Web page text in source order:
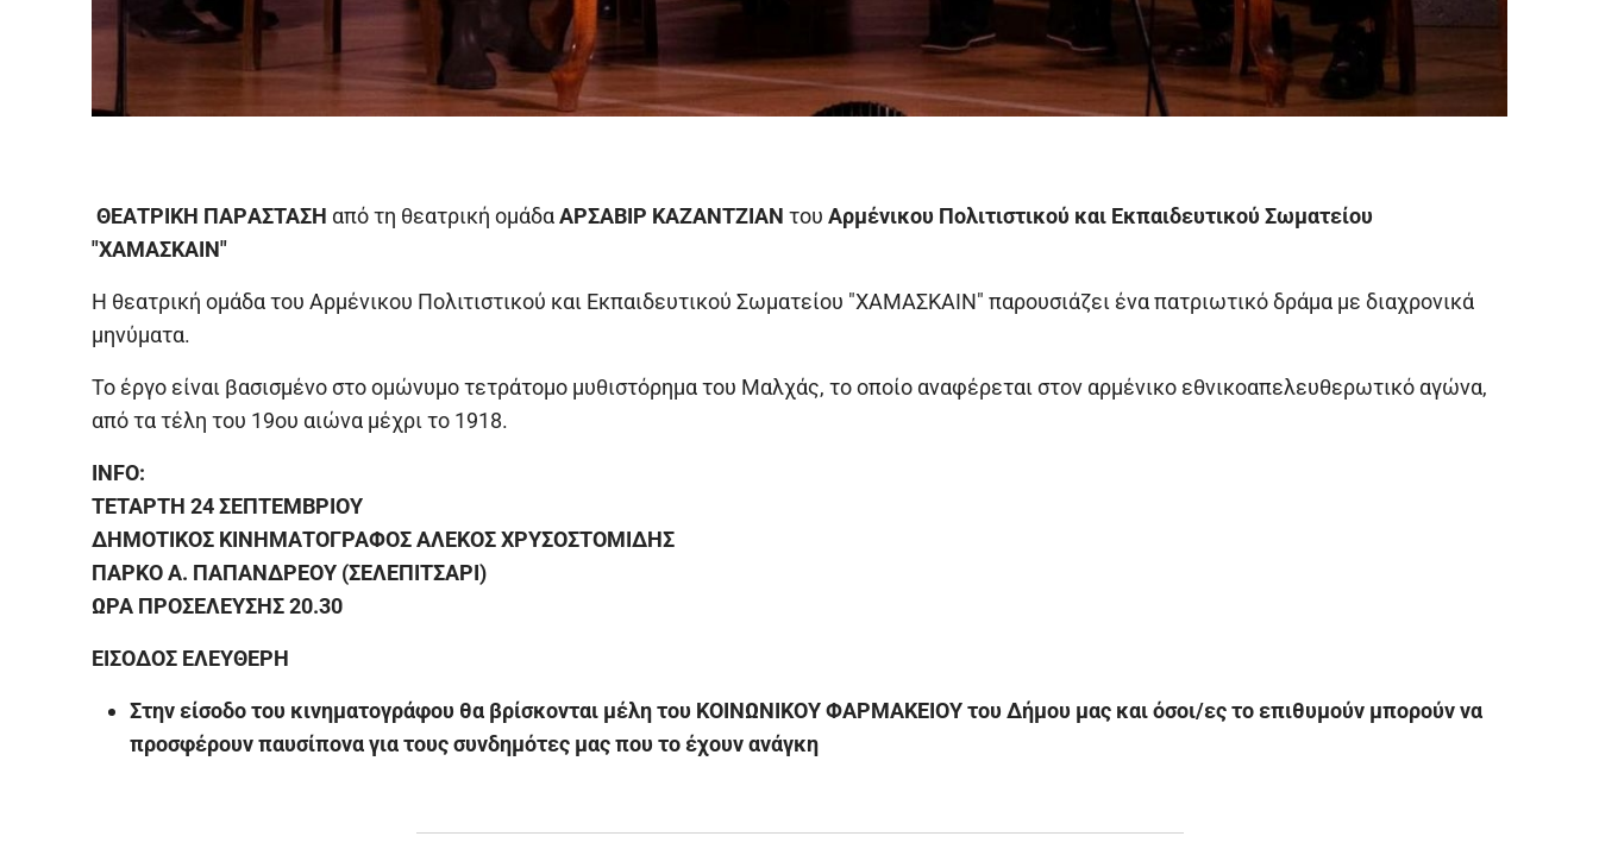
ΘΕΑΤΡΙΚH ΠΑΡAΣΤΑΣΗ από τη θεατρική ομάδαΑΡΣΑΒΙΡ ΚΑΖΑΝΤΖΙΑΝ του Αρμένικου Πολιτιστικού και Εκπαιδευτικού Σωματείου
"ΧΑΜΑΣΚΑΙΝ"
Η θεατρική ομάδα του Αρμένικου Πολιτιστικού και Εκπαιδευτικού Σωματείου "ΧΑΜΑΣΚΑΙΝ" παρουσιάζει ένα πατριωτικό δράμα με διαχρονικά
μηνύματα.
Το έργο είναι βασισμένο στο ομώνυμο τετράτομο μυθιστόρημα του Μαλχάς, το οποίο αναφέρεται στον αρμένικο εθνικοαπελευθερωτικό αγώνα,
από τα τέλη του 19ου αιώνα μέχρι το 1918.
INFO:
ΤΕΤΑΡΤΗ 24 ΣΕΠΤΕΜΒΡΙΟΥ
ΔΗΜΟΤΙΚΟΣ ΚΙΝΗΜΑΤΟΓΡΑΦΟΣ ΑΛΕΚΟΣ ΧΡΥΣΟΣΤΟΜΙΔΗΣ
ΠΑΡΚΟ Α. ΠΑΠΑΝΔΡΕΟΥ (ΣΕΛΕΠΙΤΣΑΡΙ)
ΩΡΑ ΠΡΟΣΕΛΕΥΣΗΣ 20.30
ΕΙΣΟΔΟΣ ΕΛΕΥΘΕΡΗ
Στην είσοδο του κινηματογράφου θα βρίσκονται μέλη του ΚΟΙΝΩΝΙΚΟΥ ΦΑΡΜΑΚΕΙΟΥ του Δήμου μας και όσοι/ες το επιθυμούν μπορούν να
προσφέρουν παυσίπονα για τους συνδημότες μας που το έχουν ανάγκη